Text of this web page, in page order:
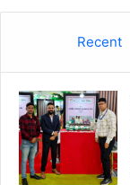
Recent